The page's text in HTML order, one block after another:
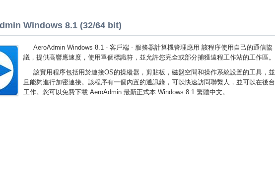
Windows 8.1 (32/64 bit)
AeroAdmin Windows 8.1 - 客戶端 - 服務器計算機管理應用 該程序使用自己的通信協
議，提供高響應速度，使用單個標識符，並允許您完全或部分捕獲遠程工作站的工作區。
該實用程序包括用於連接OS的操縱器，剪貼板，磁盤空間和操作系統設置的工具，並
且能夠進行加密連接。該程序有一個內置的通訊錄，可以快速訪問聯繫人，並可以在後台
工作。您可以免費下載 AeroAdmin 最新正式本 Windows 8.1 繁體中文。